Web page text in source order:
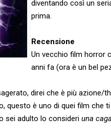
diventando così un
prima.
Recensione
Un vecchio film horror
anni fa (ora è un bel
direi che è più azione/
questo è uno di quei film che
sei adulto lo consideri una